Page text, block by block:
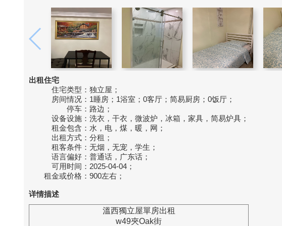
出租住宅
住宅类型： 独立屋；
房间情况： 1睡房；1浴室；0客厅；简易厨房；0饭厅；
停车： 路边；
设备设施： 洗衣，干衣，微波炉，冰箱，家具，简易炉具；
租金包含： 水，电，煤，暖，网；
出租方式： 分租；
租客条件： 无烟，无宠，学生；
语言偏好： 普通话，广东话；
可用时间： 2025-04-04；
租金或价格： 900左右；
详情描述
溫西獨立屋單房出租
w49夾Oak街